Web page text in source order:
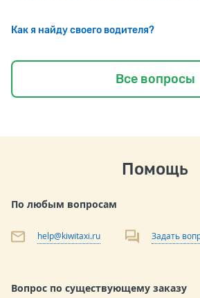
Как я найду своего водителя?
Все вопросы
Помощь
По любым вопросам
help@kiwitaxi.ru Задать
Вопрос по существующему заказу